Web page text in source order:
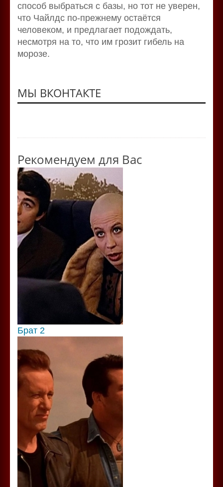
способ выбраться с базы, но тот не уверен,
что Чайлдс по-прежнему остаётся
человеком, и предлагает подождать,
несмотря на то, что им грозит гибель на
морозе.
МЫ ВКОНТАКТЕ
Рекомендуем для Вас
Брат 2